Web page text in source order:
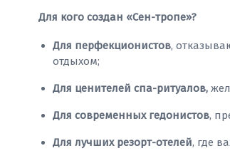
Для кого создан «Сен-тропе»?
Для перфекционистов,
отдыхом;
Для ценителей спа-ритуалов,
Для современных гедонистов,
Для лучших резорт-отелей, где